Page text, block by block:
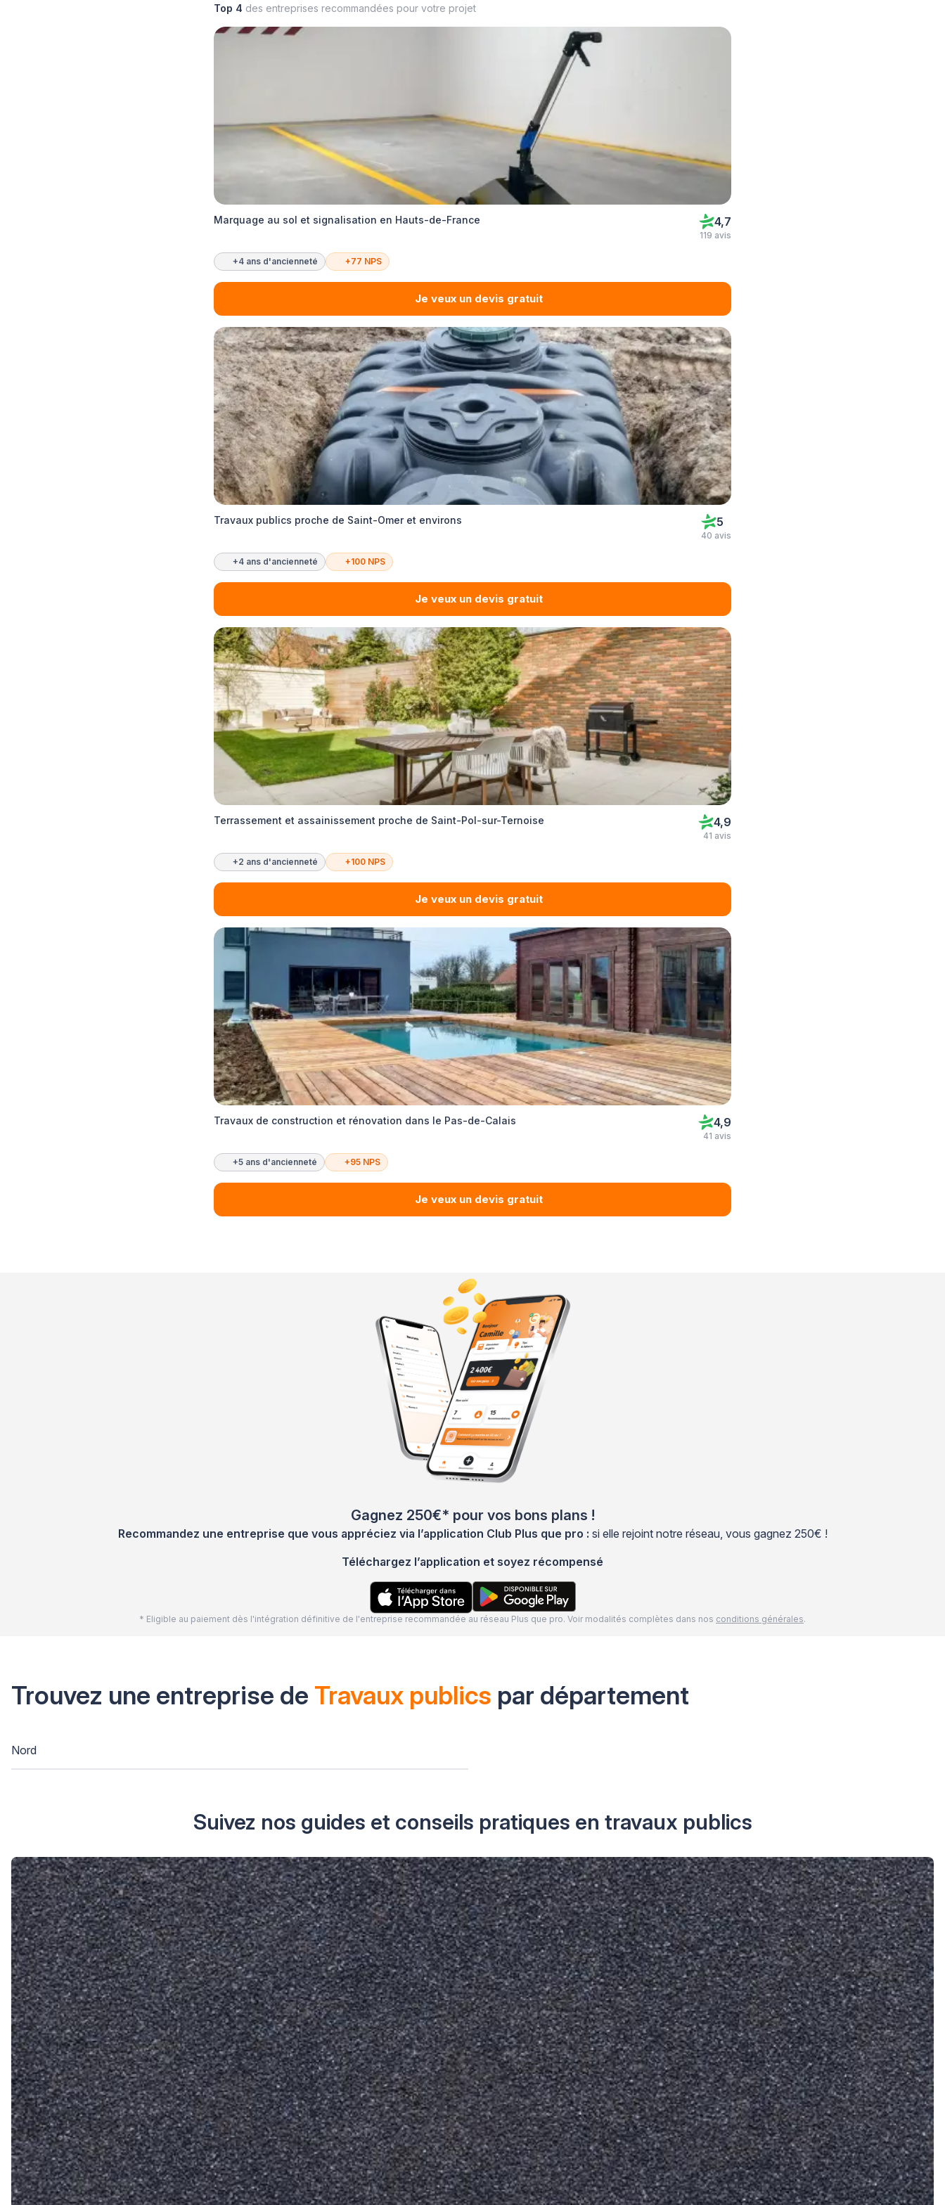
Top 4 des entreprises recommandées pour votre projet
Marquage au sol et signalisation en Hauts-de-France 4,7
119 avis
+4 ans d'ancienneté +77 NPS
Je veux un devis gratuit
Travaux publics proche de Saint-Omer et environs 5
40 avis
+4 ans d'ancienneté +100 NPS
Je veux un devis gratuit
Terrassement et assainissement proche de Saint-Pol-sur-Ternoise 4,9
41 avis
+2 ans d'ancienneté +100 NPS
Je veux un devis gratuit
Travaux de construction et rénovation dans le Pas-de-Calais 4,9
41 avis
+5 ans d'ancienneté +95 NPS
Je veux un devis gratuit
Gagnez 250€* pour vos bons plans !
Recommandez une entreprise que vous appréciez via l’application Club Plus que pro : si elle rejoint notre réseau, vous gagnez 250€ !
Téléchargez l’application et soyez récompensé
* Eligible au paiement dès l'intégration définitive de l'entreprise recommandée au réseau Plus que pro. Voir modalités complètes dans nos conditions générales.
Trouvez une entreprise de Travaux publics par département
Nord
Suivez nos guides et conseils pratiques en travaux publics